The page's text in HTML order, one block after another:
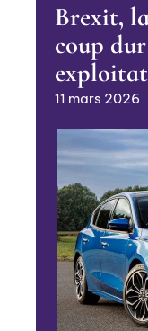
Brexit,
coup
11 mars 2026